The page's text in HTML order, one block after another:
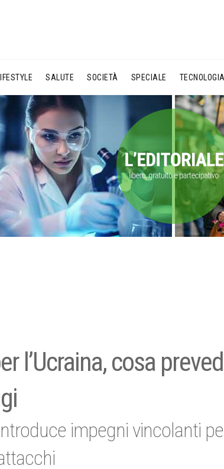
LIFESTYLE SALUTE SOCIETÀ SPECIALE TECNOLOGIA
l’Ucraina, cosa
impegni vincolanti